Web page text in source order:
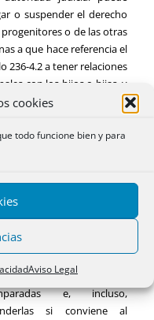
cookies
todo funcione bien y para
Aviso Legal
o suspender el derecho
o de las otras
a que hace referencia el
236-4.2 a tener relaciones
con los hijos o hijas, y
puede variar las
si incumplen sus deberes
pública competente
que hacer efectivas las
menores
e, incluso,
si conviene al